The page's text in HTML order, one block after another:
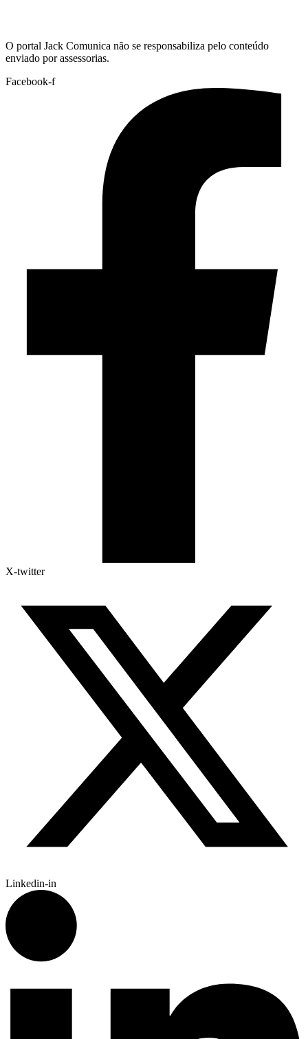
O portal Jack Comunica não se responsabiliza pelo conteúdo
enviado por assessorias.
Facebook-f
X-twitter
Linkedin-in